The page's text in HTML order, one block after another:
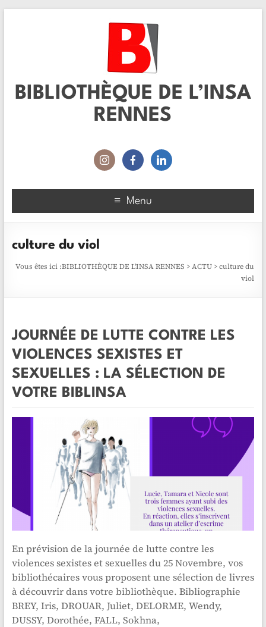
BIBLIOTHÈQUE DE L’INSA
RENNES
Menu
culture du viol
Vous êtes ici :BIBLIOTHÈQUE DE L'INSA RENNES >ACTU >culture du
viol
JOURNÉE DE LUTTE CONTRE LES
VIOLENCES SEXISTES ET
SEXUELLES : LA SÉLECTION DE
VOTRE BIBLINSA
En prévision de la journée de lutte contre les
violences sexistes et sexuelles du 25 Novembre, vos
bibliothécaires vous proposent une sélection de livres
à découvrir dans votre bibliothèque. Bibliographie
BREY, Iris, DROUAR, Juliet, DELORME, Wendy,
DUSSY, Dorothée, FALL, Sokhna,